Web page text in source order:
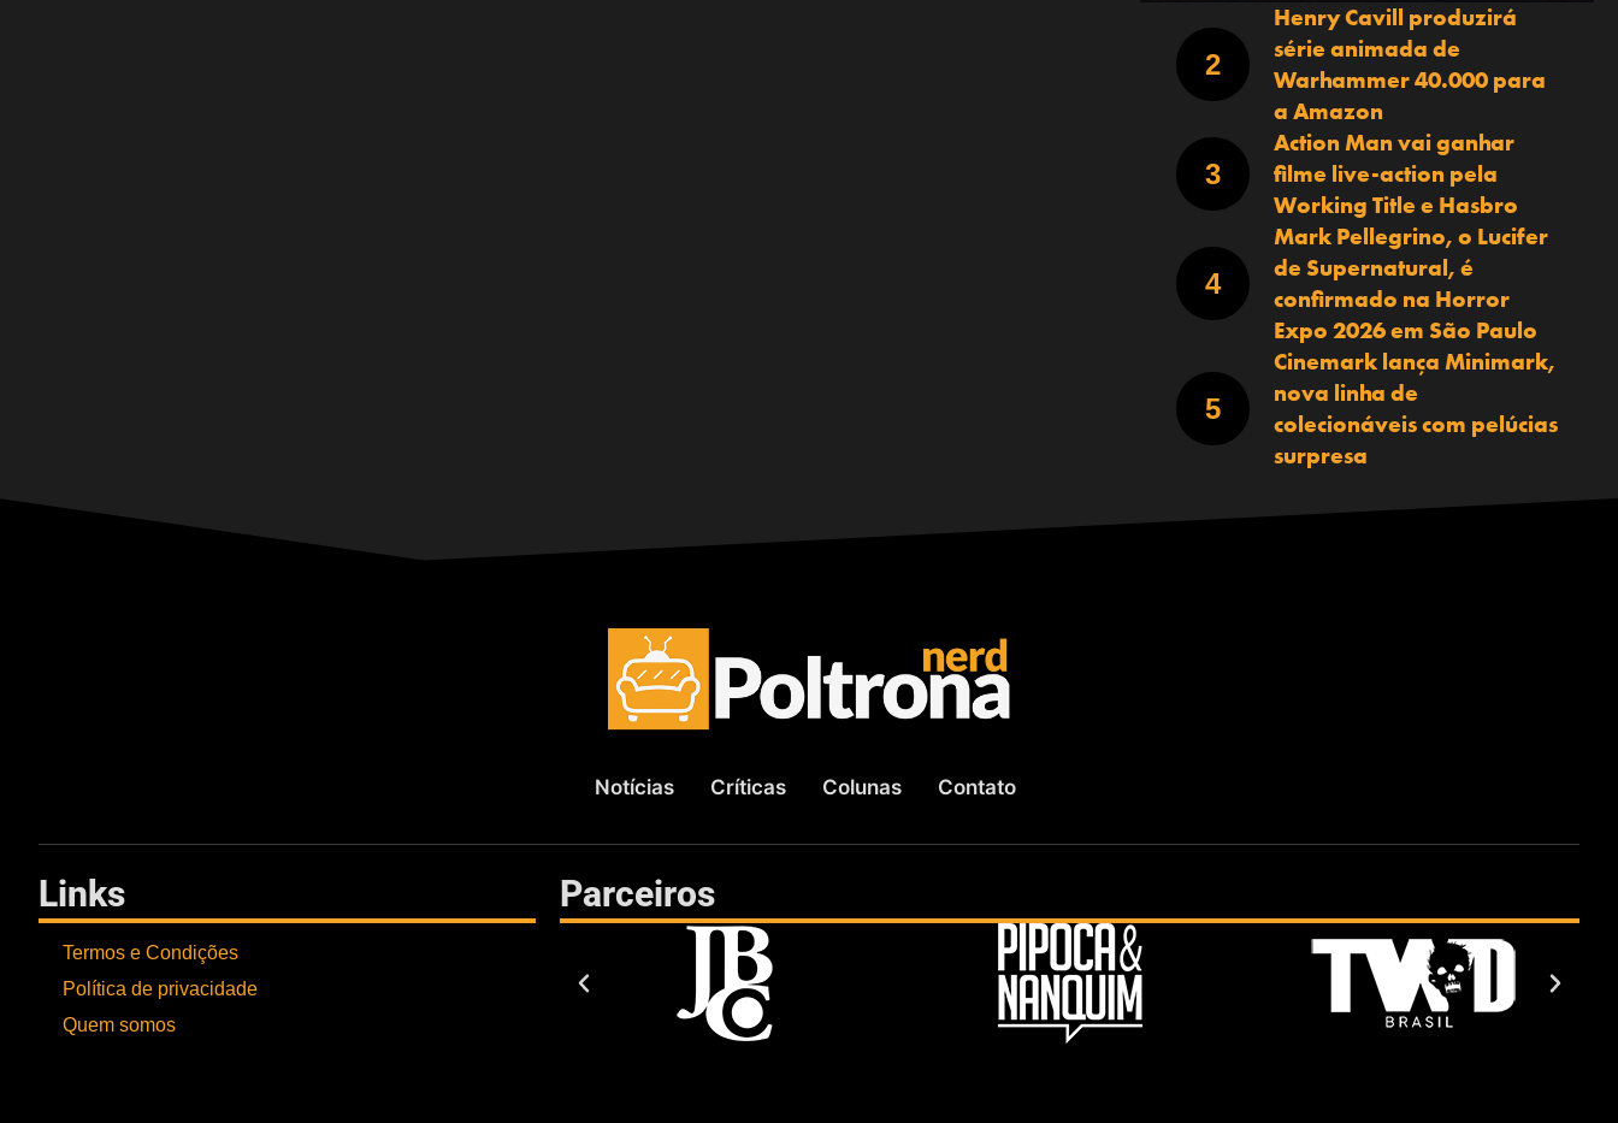
Henry Cavill produzirá
série animada de
Warhammer 40.000 para
a Amazon
Action Man vai ganhar
filme live-action pela
Working Title e Hasbro
Mark Pellegrino, o Lucifer
de Supernatural, é
confirmado na Horror
Expo 2026 em São Paulo
Cinemark lança Minimark,
nova linha de
colecionáveis com pelúcias
surpresa
Notícias Críticas Colunas Contato
Links
Termos e Condições
Política de privacidade
Quem somos
Parceiros